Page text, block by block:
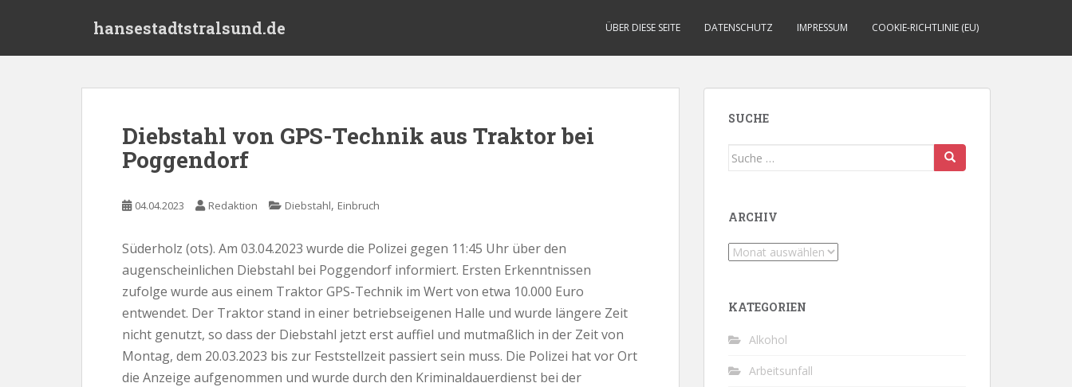
hansestadtstralsund.de ÜBER DIESE SEITE DATENSCHUTZ IMPRESSUM COOKIE-RICHTLINIE (EU)
Diebstahl von GPS-Technik aus Traktor bei
Poggendorf
04.04.2023 Redaktion Diebstahl, Einbruch
Süderholz (ots). Am 03.04.2023 wurde die Polizei gegen 11:45 Uhr über den
augenscheinlichen Diebstahl bei Poggendorf informiert. Ersten Erkenntnissen
zufolge wurde aus einem Traktor GPS-Technik im Wert von etwa 10.000 Euro
entwendet. Der Traktor stand in einer betriebseigenen Halle und wurde längere Zeit
nicht genutzt, so dass der Diebstahl jetzt erst auffiel und mutmaßlich in der Zeit von
Montag, dem 20.03.2023 bis zur Feststellzeit passiert sein muss. Die Polizei hat vor Ort
die Anzeige aufgenommen und wurde durch den Kriminaldauerdienst bei der
SUCHE
Suche
ARCHIV
Archiv
KATEGORIEN
Alkohol
Arbeitsunfall